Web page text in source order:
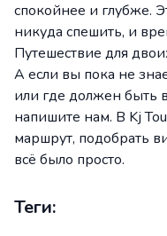
спокойнее и глубже.
никуда спешить, и
Путешествие для
А если вы пока не
или где должен быть
напишите нам. В Kj
маршрут, подобрать
всё было просто.
Теги: